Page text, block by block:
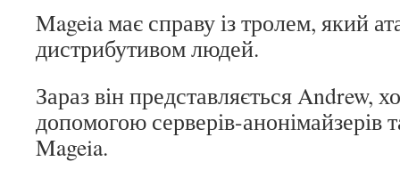
Mageia має справу із тролем, який
дистрибутивом людей.
Зараз він представляється Andrew,
допомогою серверів-анонімайзерів
Mageia.